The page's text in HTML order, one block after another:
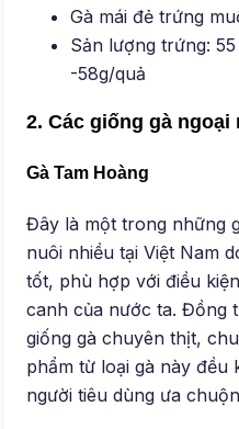
Gà mái đẻ trứng
Sản lượng trứng:
-58g/quả
2. Các giống gà ngoại
Gà Tam Hoàng
Đây là một trong những
nuôi nhiều tại Việt Nam
tốt, phù hợp với điều
canh của nước ta. Đồng
giống gà chuyên thịt,
phẩm từ loại gà này đều
người tiêu dùng ưa